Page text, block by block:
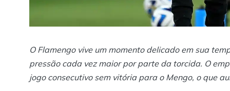
O Flamengo vive um momento delicado em sua
pressão cada vez maior por parte da torcida. O
jogo consecutivo sem vitória para o Mengo, o que